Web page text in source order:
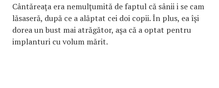
Cântăreaţa era nemulţumită de faptul că sânii i se cam
lăsaseră, după ce a alăptat cei doi copii. În plus, ea îşi
dorea un bust mai atrăgător, aşa că a optat pentru
implanturi cu volum mărit.